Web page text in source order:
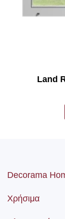
Land
Decorama
Χρήσιμα